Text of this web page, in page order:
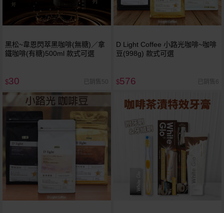
黑松~韋恩閃萃黑咖啡(無糖)／拿
鐵咖啡(有糖)500ml 款式可選
$30 已銷售50
D Light Coffee 小路光咖啡~咖啡
豆(998g) 款式可選
$576 已銷售6